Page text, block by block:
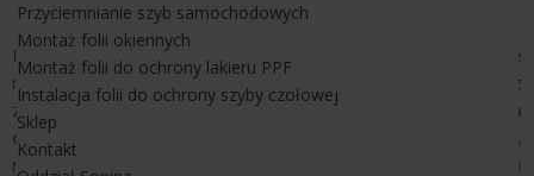
Przyciemnianie szyb samochodowych
Montaż folii okiennych
Montaż folii do ochrony lakieru PPF
Instalacja folii do ochrony szyby czołowej
Sklep
Kontakt
Folia przeciwsłoneczna CHE 55 po zamontowaniu na szybie
nadaje jej jasnografitową barwę, nie utrudniając widoczności z
zewnątrz do wewnątrz pomieszczenia.
Folia przeciwsłoneczna
ceramiczna
, zainstalowana na pakiecie szyb zespolonych,
redukuje 54% całkowitej energii słonecznej, przepuszczając do